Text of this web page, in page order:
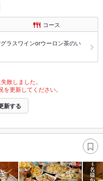
コース
ラスワインorウーロン茶のい
敗しました。
更新してください。
新する